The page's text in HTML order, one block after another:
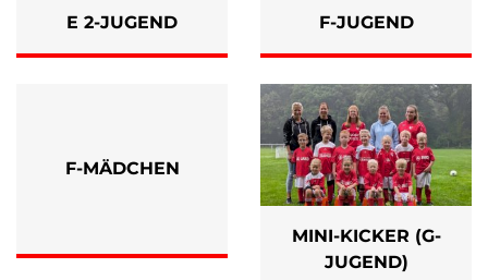
E 2-JUGEND F-JUGEND
F-MÄDCHEN
MINI-KICKER (G-
JUGEND)